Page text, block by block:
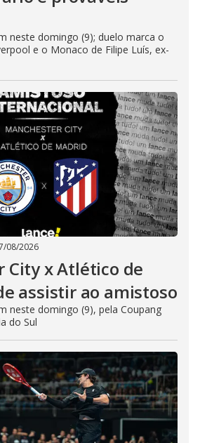
neste domingo (9); duelo marca o
e o Monaco de Filipe Luís, ex-
08/2026
City x Atlético de
assistir ao amistoso
neste domingo (9), pela Coupang
do Sul